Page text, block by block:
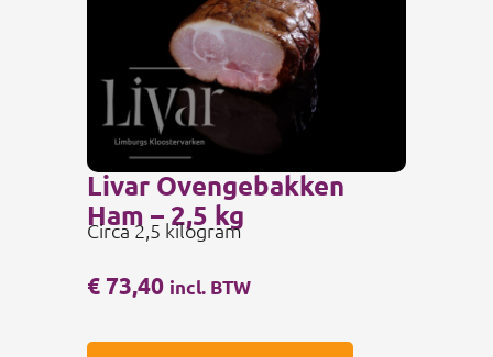
€73,40 incl. BTW
Livar Ovengebakken
Ham – 2,5 kg
Circa 2,5 kilogram